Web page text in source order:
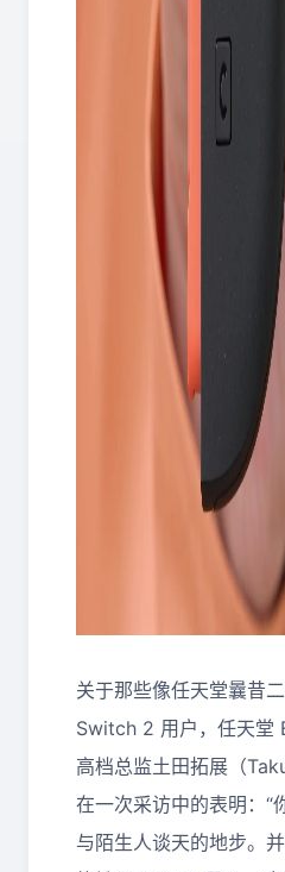
关于那些像任天堂曩昔
Switch 2 用户，任天堂
高档总监土田拓展（
在一次采访中的表明：“
与陌生人谈天的地步。